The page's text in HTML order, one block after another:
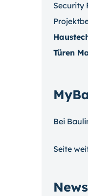
Security
Türen
Bei
Seite